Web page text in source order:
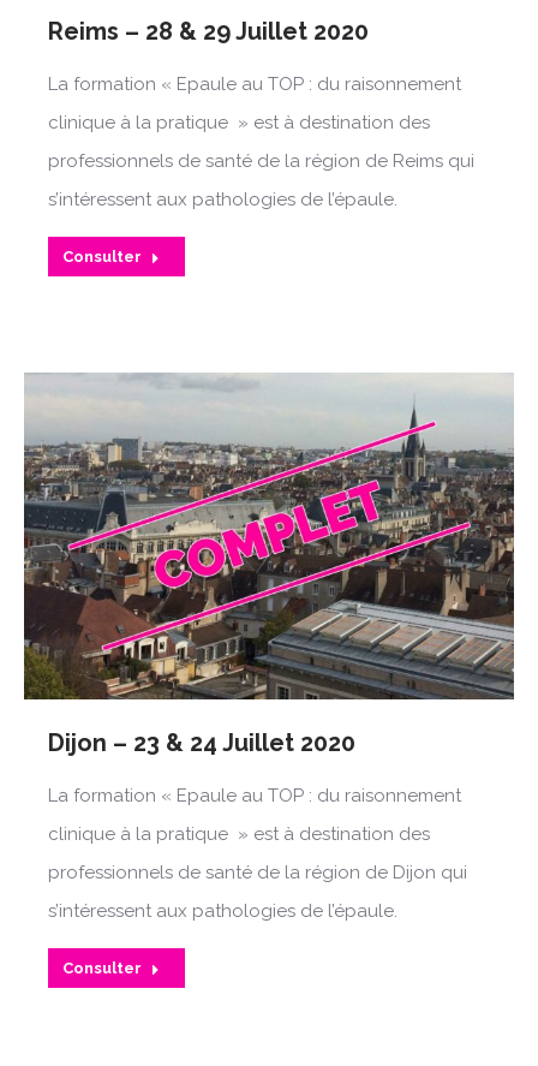
Reims – 28 & 29 Juillet 2020
La formation « Epaule au TOP : du raisonnement
clinique à la pratique » est à destination des
professionnels de santé de la région de Reims qui
s’intéressent aux pathologies de l’épaule.
Consulter
Dijon – 23 & 24 Juillet 2020
La formation « Epaule au TOP : du raisonnement
clinique à la pratique » est à destination des
professionnels de santé de la région de Dijon qui
s’intéressent aux pathologies de l’épaule.
Consulter